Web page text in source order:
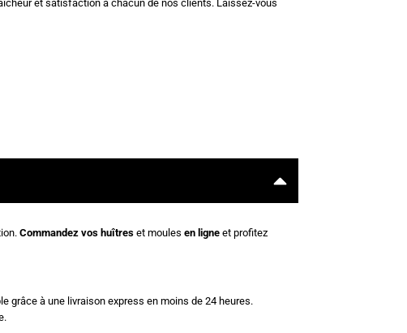
et satisfaction à chacun de nos clients. Laissez-vous
Commandez vos huîtreset moules en ligneet profitez
grâce à une livraison express en moins de 24 heures.